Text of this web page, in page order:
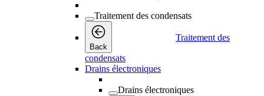
Traitement des condensats
Back
Traitement des
condensats
Drains électroniques
Drains électroniques